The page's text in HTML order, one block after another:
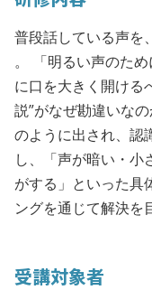
普段話している声を
。 「明るい声のた
に口を大きく開ける
説”がなぜ勘違いな
のように出され、認
し、「声が暗い・小
がする」といった具
ングを通じて解決を
受講対象者